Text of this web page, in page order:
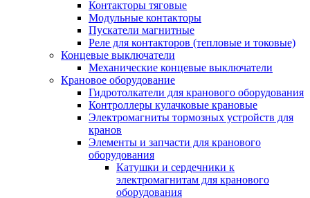
Контакторы тяговые
Модульные контакторы
Пускатели магнитные
Реле для контакторов (тепловые и токовые)
Концевые выключатели
Механические концевые выключатели
Крановое оборудование
Гидротолкатели для кранового оборудования
Контроллеры кулачковые крановые
Электромагниты тормозных устройств для
кранов
Элементы и запчасти для кранового
оборудования
Катушки и сердечники к
электромагнитам для кранового
оборудования